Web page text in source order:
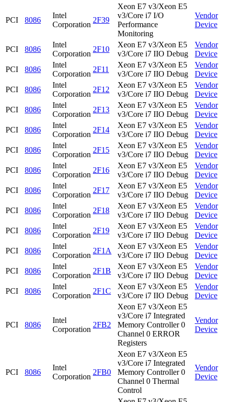
PCI 8086
Intel
Corporation
2F39
Xeon E7 v3/Xeon E5
v3/Core i7 I/O
Performance
Monitoring
Vendor
Device
PCI 8086
Intel
Corporation
2F10
Xeon E7 v3/Xeon E5
v3/Core i7 IIO Debug
Vendor
Device
PCI
8086
Intel
Corporation
2F11
Xeon E7 v3/Xeon E5
v3/Core i7 IIO Debug
Vendor
Device
PCI
8086
Intel
Corporation
2F12
Xeon E7 v3/Xeon E5
v3/Core i7 IIO Debug
Vendor
Device
PCI
8086
Intel
Corporation
2F13
Xeon E7 v3/Xeon E5
v3/Core i7 IIO Debug
Vendor
Device
PCI
8086
Intel
Corporation
2F14
Xeon E7 v3/Xeon E5
v3/Core i7 IIO Debug
Vendor
Device
PCI
8086
Intel
Corporation
2F15
Xeon E7 v3/Xeon E5
v3/Core i7 IIO Debug
Vendor
Device
PCI
8086
Intel
Corporation
2F16
Xeon E7 v3/Xeon E5
v3/Core i7 IIO Debug
Vendor
Device
PCI
8086
Intel
Corporation
2F17
Xeon E7 v3/Xeon E5
v3/Core i7 IIO Debug
Vendor
Device
PCI
8086
Intel
Corporation
2F18
Xeon E7 v3/Xeon E5
v3/Core i7 IIO Debug
Vendor
Device
PCI
8086
Intel
Corporation
2F19
Xeon E7 v3/Xeon E5
v3/Core i7 IIO Debug
Vendor
Device
PCI
8086
Intel
Corporation
2F1A
Xeon E7 v3/Xeon E5
v3/Core i7 IIO Debug
Vendor
Device
PCI
8086
Intel
Corporation
2F1B
Xeon E7 v3/Xeon E5
v3/Core i7 IIO Debug
Vendor
Device
PCI
8086
Intel
Corporation
2F1C
Xeon E7 v3/Xeon E5
v3/Core i7 IIO Debug
Vendor
Device
PCI 8086
Intel
Corporation
2FB2
Xeon E7 v3/Xeon E5
v3/Core i7 Integrated
Memory Controller 0
Channel 0 ERROR
Registers
Vendor
Device
PCI 8086
Intel
Corporation
2FB0
Xeon E7 v3/Xeon E5
v3/Core i7 Integrated
Memory Controller 0
Channel 0 Thermal
Control
Vendor
Device